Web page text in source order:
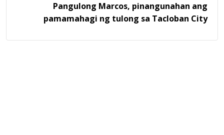
Pangulong Marcos, pinangunahan ang
pamamahagi ng tulong sa Tacloban City